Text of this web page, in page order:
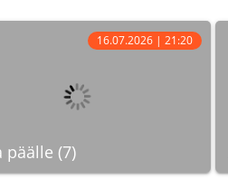
päälle (7)
16.07.2026 | 21:20